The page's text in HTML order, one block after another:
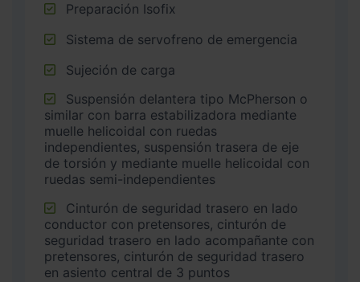
Preparación Isofix
Sistema de servofreno de emergencia
Sujeción de carga
similar con barra estabilizadora mediante
muelle helicoidal con ruedas
independientes, suspensión trasera de eje
de torsión y mediante muelle helicoidal con
ruedas semi-independientes
conductor con pretensores, cinturón de
seguridad trasero en lado acompañante con
pretensores, cinturón de seguridad trasero
en asiento central de 3 puntos